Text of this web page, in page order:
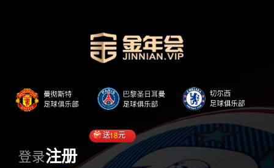
登录注册
送18元